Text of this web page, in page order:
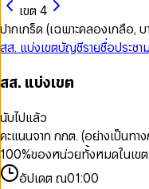
เขต 4
ปากเกร็ด (เฉพาะคลองเกลือ,
สส. แบ่งเขตบัญชีรายชื่อประชา
สส. แบ่งเขต
นับไปแล้ว
คะแนนจาก กกต. (อย่างเป็นทาง
100%ของหน่วยทั้งหมดในเขต
อัปเดต ณ01:00